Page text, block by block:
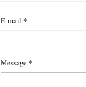
E-mail *
Message *